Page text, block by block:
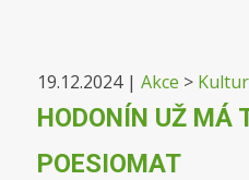
19.12.2024| Akce >
HODONÍN UŽ MÁ
POESIOMAT